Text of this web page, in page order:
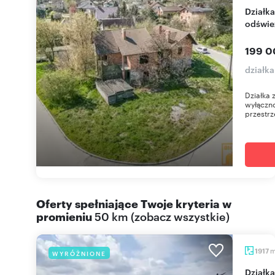
Działka z domem w Lewinie Brzeskim, media, do
199
Oferty spełniające Twoje kryteria w
promieniu50 km (zobacz wszystkie)
WYRÓŻNIONE 1917
Działka usługowa 1917 m² z mediami, wjazd z